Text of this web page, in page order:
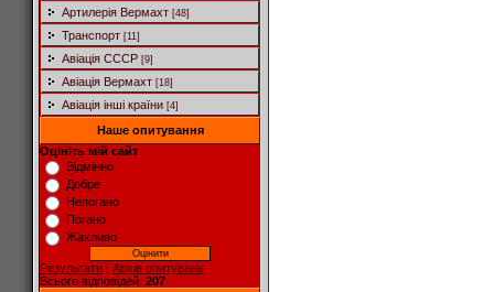
Артилерія Вермахт [48]
Транспорт [11]
Авіація СССР [9]
Авіація Вермахт [18]
Авіація інші країни [4]
Наше опитування
Оцініть мій сайт
Відмінно
Добре
Непогано
Погано
Жахливо
Результати | Архів опитувань
Всього відповідей: 207